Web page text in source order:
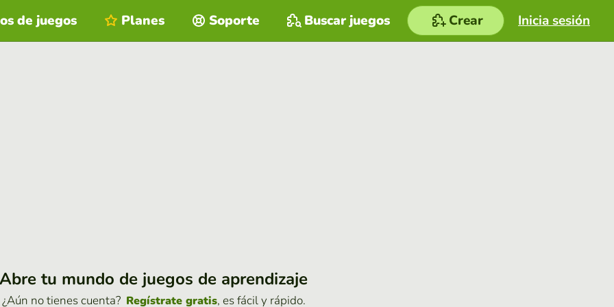
Inicia sesión
de juegos Planes Soporte Buscar juegos Crear
Abre tu mundo de juegos de aprendizaje
¿Aún no tienes cuenta? Regístrate gratis, es fácil y rápido.